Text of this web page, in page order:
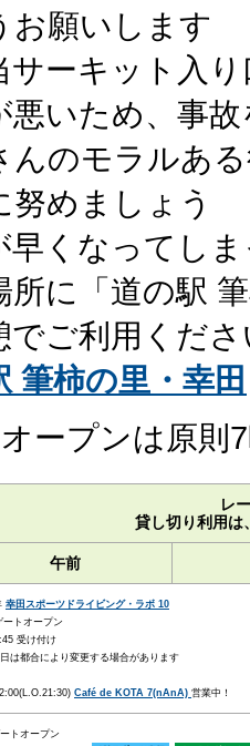
お願いします
サーキット入
悪いため、事
んのモラルあ
努めましょう
早くなってし
所に「道の駅
でご利用くださ
筆柿の里・幸田
ープンは原則
レ
貸し切り利用は
午前
幸田スポーツドライビング・ラボ 10
ートオープン
受け付け
は都合により変更する場合があります
Café de KOTA 7(nAnA) 営業中！
トオープン